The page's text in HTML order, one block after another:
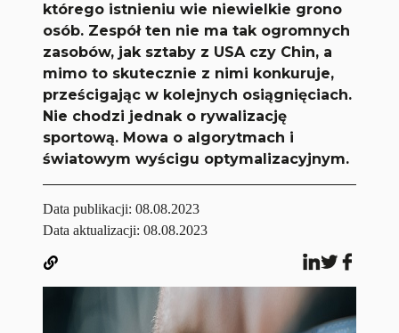
którego istnieniu wie niewielkie grono
osób. Zespół ten nie ma tak ogromnych
zasobów, jak sztaby z USA czy Chin, a
mimo to skutecznie z nimi konkuruje,
prześcigając w kolejnych osiągnięciach.
Nie chodzi jednak o rywalizację
sportową. Mowa o algorytmach i
światowym wyścigu optymalizacyjnym.
Data publikacji:08.08.2023
Data aktualizacji: 08.08.2023